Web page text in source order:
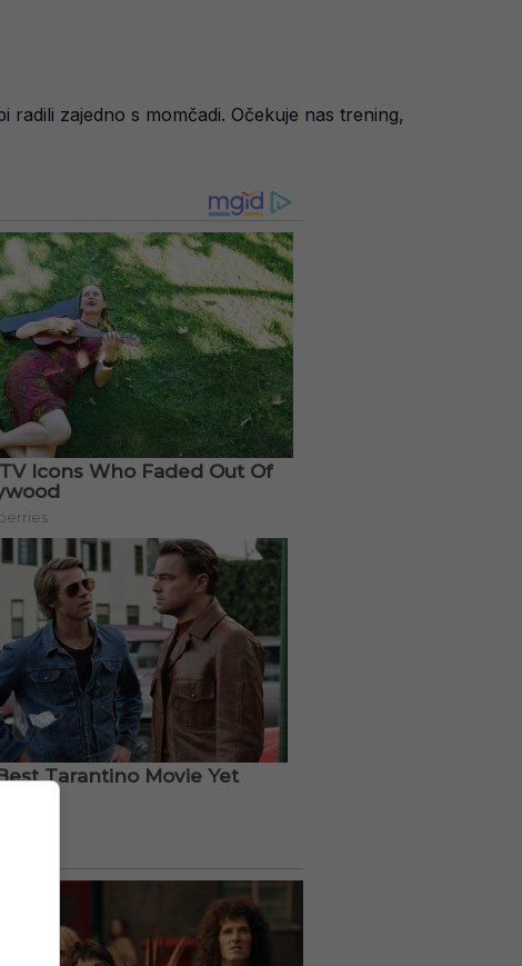
zajedno s momčadi. Očekuje nas trening,